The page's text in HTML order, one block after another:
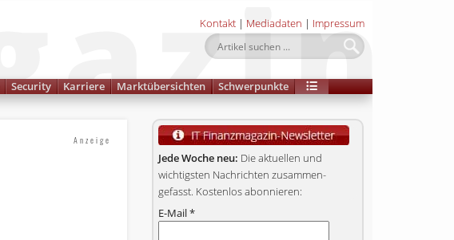
Kontakt | Mediadaten | Impressum
Security Karriere Marktübersichten Schwerpunkte
Anzeige
Jede Woche neu: Die aktuellen und
wichtigsten Nachrichten zusammen­
gefasst. Kostenlos abonnieren:
E-Mail*